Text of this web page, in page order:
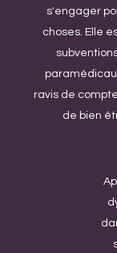
s'engager
choses. Elle
ravis de
de bien